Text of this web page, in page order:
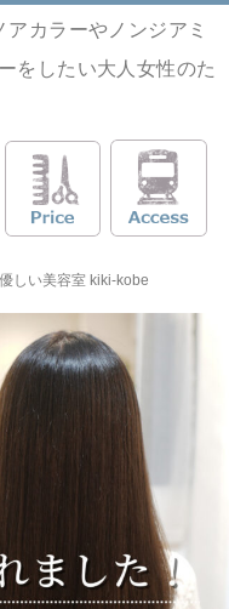
カラーやノンジアミ
をしたい大人女性のた
しい美容室 kiki-kobe